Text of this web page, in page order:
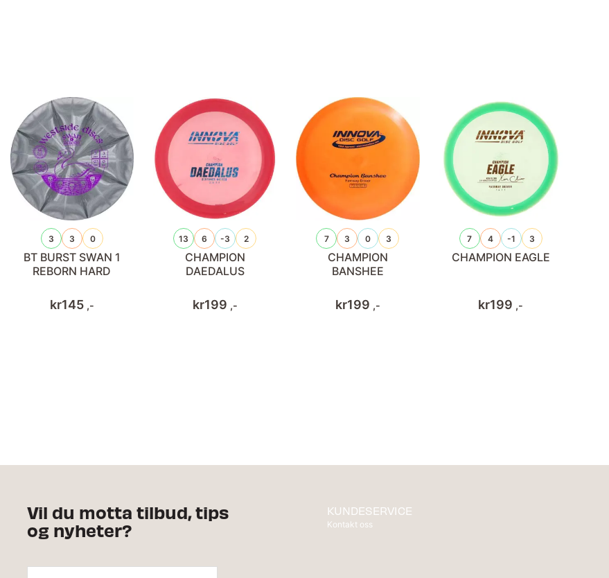
3 3 0
BT BURST SWAN 1
REBORN HARD
kr145 ,-
13 6 -3 2
CHAMPION
DAEDALUS
kr199 ,-
7 3 0 3
CHAMPION
BANSHEE
kr199 ,-
7 4 -1 3
CHAMPION EAGLE
kr199 ,-
Vil du motta tilbud, tips
og nyheter?
KUNDESERVICE
Kontakt oss